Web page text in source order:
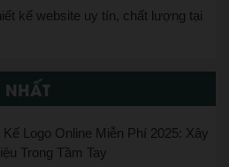
kế website uy tín, chất lượng tại
Kế Logo Online Miễn Phí 2025: Xây
Trong Tầm Tay